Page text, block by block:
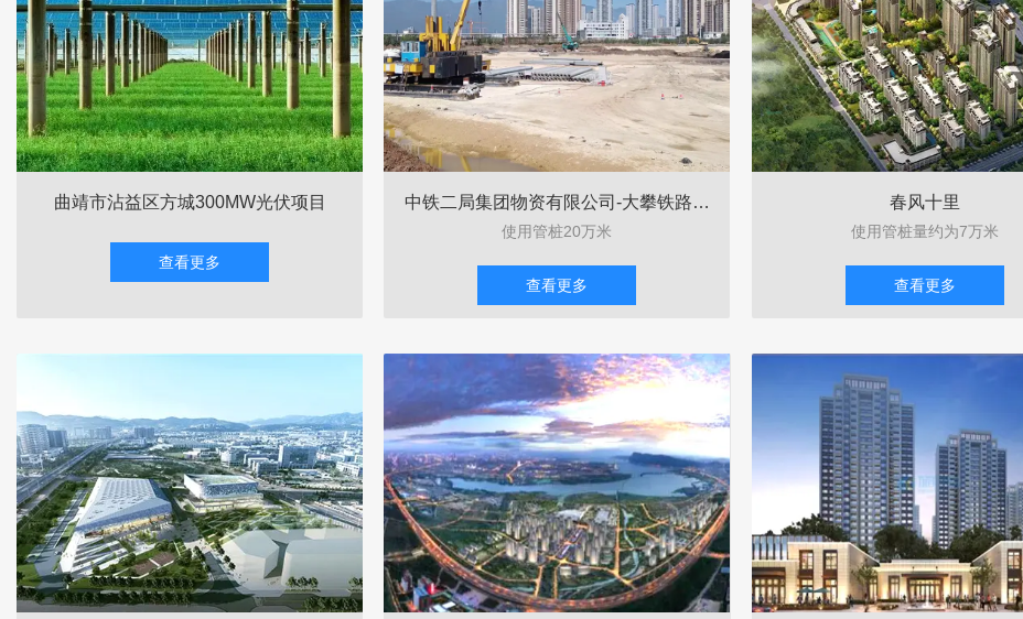
曲靖市沾益区方城300MW光伏项目
查看更多
中铁二局集团物资有限公司-大攀铁路大
理枢纽工程路基附属（管桩）施工
使用管桩20万米
查看更多
春风十里
使用管桩量约为7万米
查看更多